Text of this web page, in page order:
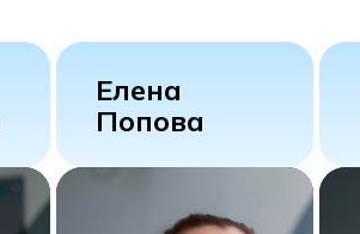
Елена
Попова